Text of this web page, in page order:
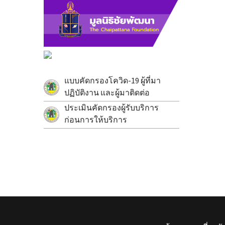
แบบคัดกรองโควิด-19 ผู้ที่มา
ปฏิบัติงาน และผู้มาติดต่อ
ประเมินคัดกรองผู้รับบริการ
ก่อนการให้บริการ